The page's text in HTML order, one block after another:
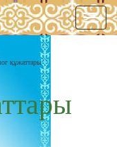
құжаттары